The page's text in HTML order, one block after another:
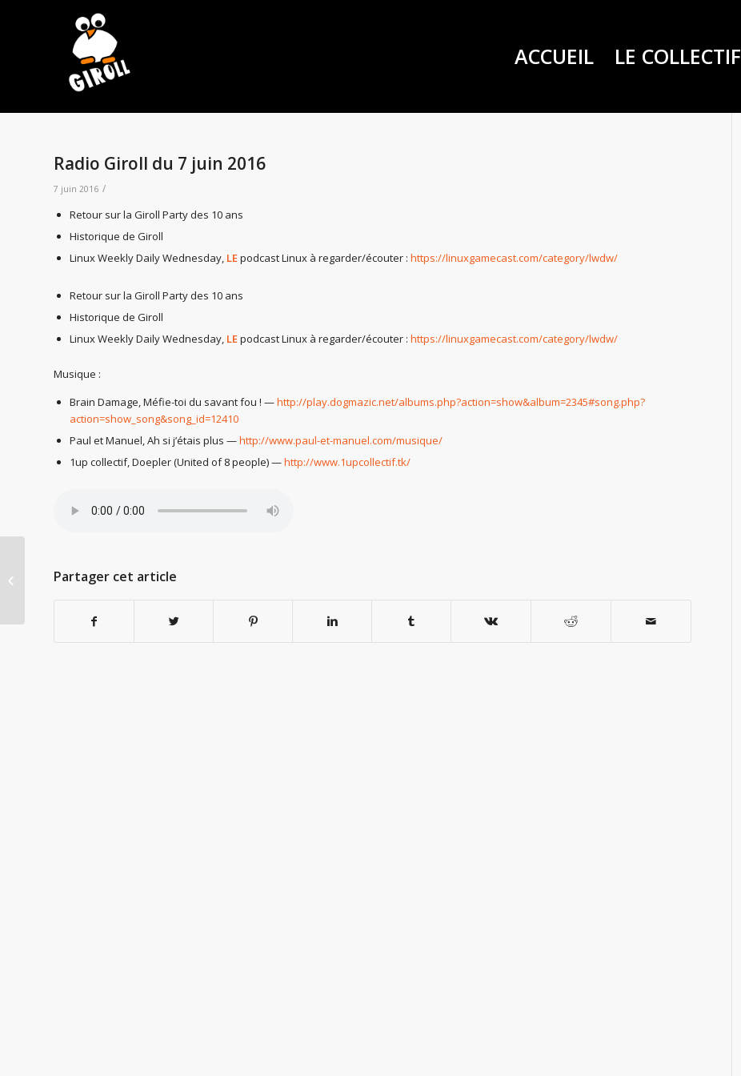
ACCUEIL LE COLLECTIF
Radio Giroll du 7 juin 2016
7 juin 2016 /
Retour sur la Giroll Party des 10 ans
Historique de Giroll
Linux Weekly Daily Wednesday, LEpodcast Linux à regarder/écouter : https://linuxgamecast.com/category/lwdw/
Retour sur la Giroll Party des 10 ans
Historique de Giroll
Linux Weekly Daily Wednesday, LEpodcast Linux à regarder/écouter : https://linuxgamecast.com/category/lwdw/
Musique :
Brain Damage, Méfie-toi du savant fou ! —http://play.dogmazic.net/albums.php?action=show&album=2345#song.php?
action=show_song&song_id=12410
Paul et Manuel, Ah si j’étais plus —http://www.paul-et-manuel.com/musique/
1up collectif, Doepler (United of 8 people) —http://www.1upcollectif.tk/
Partager cet article
Radio Giroll 10 ans